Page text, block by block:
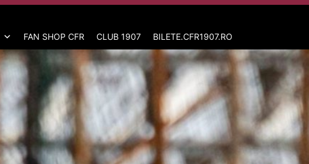
FAN SHOP CFR CLUB 1907 BILETE.CFR1907.RO